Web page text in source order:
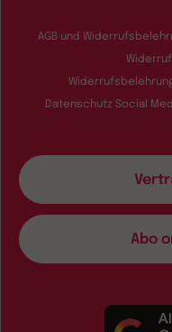
AGB und
Datenschutz Social
Abo